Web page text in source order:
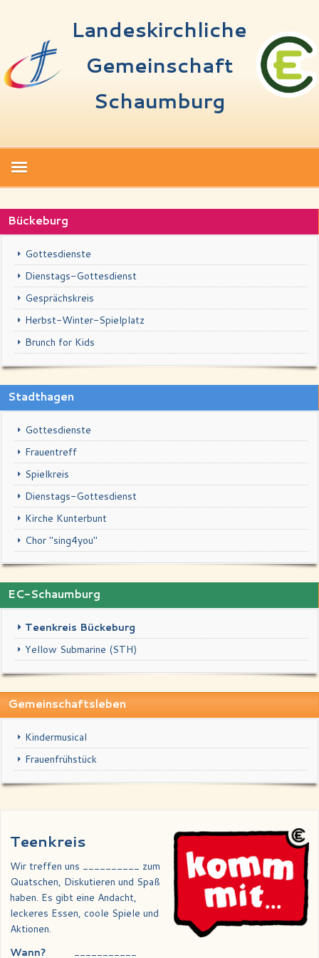
Landeskirchliche
Gemeinschaft
Schaumburg
Termine
Über uns
Spenden
Schaufenster
Kontakt
Impressum & Datenschutz
Bückeburg
Gottesdienste
Dienstags-Gottesdienst
Gesprächskreis
Herbst-Winter-Spielplatz
Brunch for Kids
Stadthagen
Gottesdienste
Frauentreff
Spielkreis
Dienstags-Gottesdienst
Kirche Kunterbunt
Chor "sing4you"
EC-Schaumburg
Teenkreis Bückeburg
Yellow Submarine (STH)
Gemeinschaftsleben
Kindermusical
Frauenfrühstück
Teenkreis
Wir treffen uns __________ zum
Quatschen, Diskutieren und Spaß
haben. Es gibt eine Andacht,
leckeres Essen, coole Spiele und
Aktionen.
Wann?
___________